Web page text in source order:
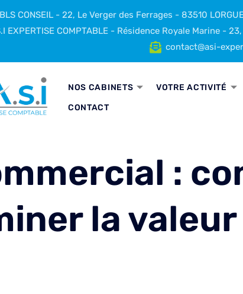
BLS CONSEIL - 22, Le Verger des Ferrages - 83510
EXPERTISE COMPTABLE - Résidence Royale Marine -
contact@asi-
NOS CABINETS VOTRE ACTIVITÉ
CONTACT
:
la